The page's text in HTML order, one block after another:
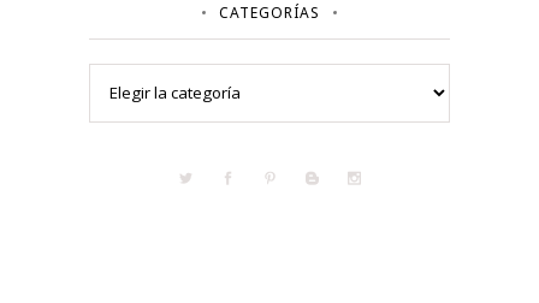
CATEGORÍAS